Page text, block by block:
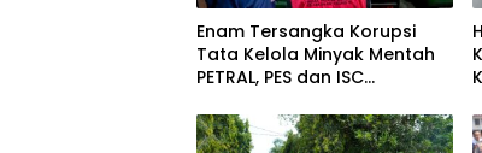
Enam Tersangka Korupsi
Tata Kelola Minyak Mentah
PETRAL, PES dan ISC
Umum